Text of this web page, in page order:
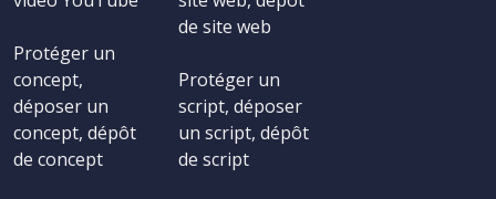
Protéger un
concept,
déposer un
concept, dépôt
de concept
de site web
Protéger un
script, déposer
un script, dépôt
de script